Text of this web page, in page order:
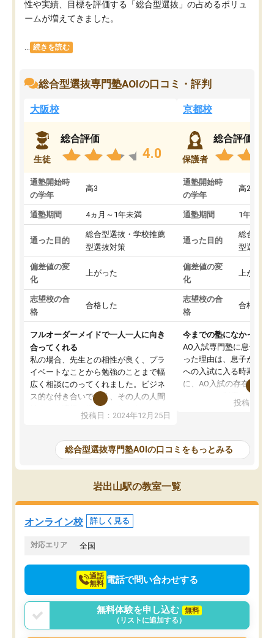
性や実績、目標を評価する「総合型選抜」の占めるボリュ
ームが増えてきました。
続きを読む
総合型選抜専門塾AOIの口コミ・評判
大阪校
生徒
総合評価
4.0
通塾開始時
の学年
高3
通塾期間 4ヵ月～1年未満
通った目的
総合型選抜・学校推薦
型選抜対策
偏差値の変
化
上がった
志望校の合
格
合格した
フルオーダーメイドで一人一人に向き
合ってくれる
私の場合、先生との相性が良く、プラ
イベートなことから勉強のことまで幅
広く相談にのってくれました。ビジネ
ス的な付き合いでなく、その人の人間
性までを適切に把握し、むきあってい
るなぁと強く感じることできました。
と相談すると、他の先生も紹介してく
ださり、客観的なアドバイスもいただ
くことができました（志望理由・自己
PR等の添削において）。そして、なに
より自習室が解放されている点がよか
ったです。友達と好きな時間に自習
し、お互いを高めあえる環境がありま
投稿日：2024年12月25日
京都校
保護者
総合評価
通塾開始時
の学年
高2
通塾期間 1年以上
通った目的
総合型選
型選抜対
偏差値の変
化
上がった
志望校の合
格
合格した
今までの塾になかった
AO入試専門塾に息子を
った理由は、息子が高校
への入試に入る時期に差
に、AO入試の存在を息
たことから、AOIに入塾
で、AO入試を改めて知
それに対しての具体的な
ことでした。更に子供の
けてらっしゃいますので
投稿日：
総合型選抜専門塾AOIの口コミをもっとみる
岩出山駅の教室一覧
オンライン校 詳しく見る
対応エリア 全国
通話
無料 電話で問い合わせする
無料体験を申し込む
無料
（リストに追加する）